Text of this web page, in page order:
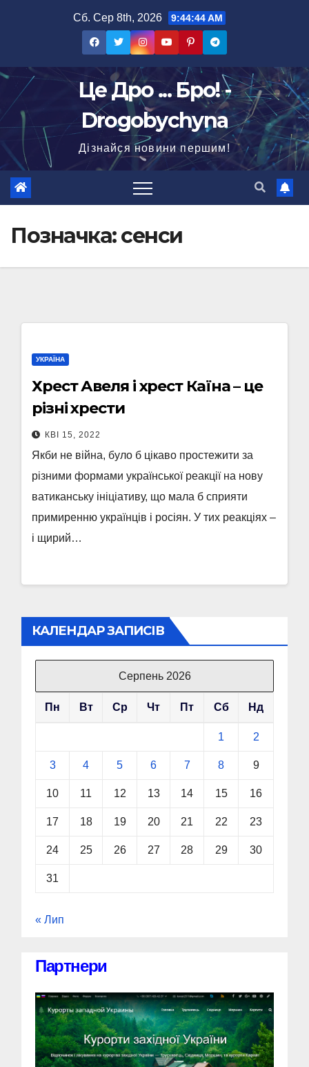
Сб. Сер 8th, 2026 9:44:45 AM
Це Дро ... Бро! -
Drogobychyna
Дізнайся новини першим!
Позначка:сенси
УКРАЇНА
Хрест Авеля і хрест Каїна – це
різні хрести
КВІ 15, 2022
Якби не війна, було б цікаво простежити за
різними формами української реакції на нову
ватиканську ініціативу, що мала б сприяти
примиренню українців і росіян. У тих реакціях –
і щирий…
КАЛЕНДАР ЗАПИСІВ
Серпень 2026
Пн Вт Ср Чт Пт Сб Нд
1 2
3 4 5 6 7 8 9
10 11 12 13 14 15 16
17 18 19 20 21 22 23
24 25 26 27 28 29 30
31
« Лип
Партнери